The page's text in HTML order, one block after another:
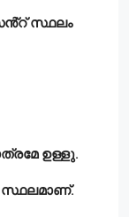
സ്ഥലം
ഉള്ളു.
സ്ഥലമാണ്.